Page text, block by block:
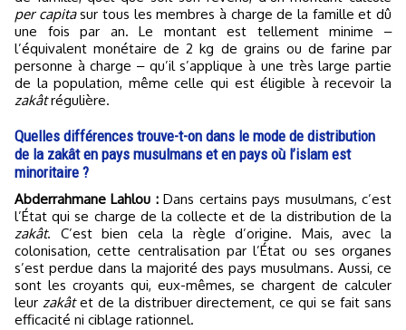
per capitasur tous les membres à charge de la famille et dû
une fois par an. Le montant est tellement minime ‒
l’équivalent monétaire de 2 kg de grains ou de farine par
personne à charge ‒ qu’il s’applique à une très large partie
de la population, même celle qui est éligible à recevoir la
zakâtrégulière.
Quelles différences trouve-t-on dans le mode de distribution
de la zakât en pays musulmans et en pays où l’islam est
minoritaire ?
Abderrahmane Lahlou :Dans certains pays musulmans, c’est
l’État qui se charge de la collecte et de la distribution de la
zakât. C’est bien cela la règle d’origine. Mais, avec la
colonisation, cette centralisation par l’État ou ses organes
s’est perdue dans la majorité des pays musulmans. Aussi, ce
sont les croyants qui, eux-mêmes, se chargent de calculer
leur zakâtet de la distribuer directement, ce qui se fait sans
efficacité ni ciblage rationnel.